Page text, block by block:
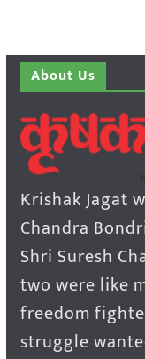
About Us
Krishak Jagat
Chandra
Shri Suresh
two were like
freedom
struggle